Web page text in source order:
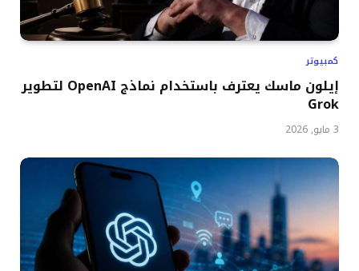
كمبيوتر
إيلون ماسك يعترف باستخدام نماذج OpenAI لتطوير
Grok
3 مايو, 2026